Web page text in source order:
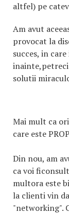
altfel) pe
Am avut
provocat la
succes, in
solutii
Mai mult ca
care este
Din nou, am
ca voi
multora este
la clienti vin
"networking".